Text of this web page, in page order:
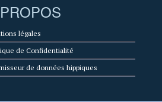
légales
de Confidentialité
de données hippiques